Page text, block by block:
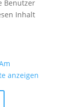
Benutzer
Inhalt
anzeigen